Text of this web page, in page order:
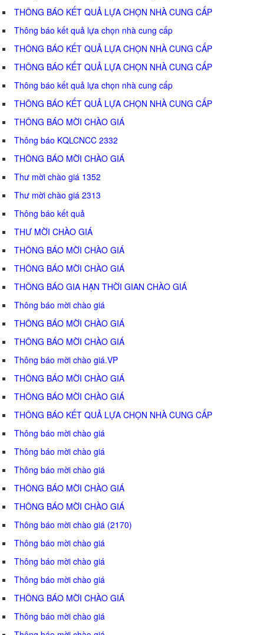
THÔNG BÁO KẾT QUẢ LỰA CHỌN NHÀ CUNG CẤP
Thông báo kết quả lựa chọn nhà cung cấp
THÔNG BÁO KẾT QUẢ LỰA CHỌN NHÀ CUNG CẤP
THÔNG BÁO KẾT QUẢ LỰA CHỌN NHÀ CUNG CẤP
Thông báo kết quả lựa chọn nhà cung cấp
THÔNG BÁO KẾT QUẢ LỰA CHỌN NHÀ CUNG CẤP
THÔNG BÁO MỜI CHÀO GIÁ
Thông báo KQLCNCC 2332
THÔNG BÁO MỜI CHÀO GIÁ
Thư mời chào giá 1352
Thư mời chào giá 2313
Thông báo kết quả
THƯ MỜI CHÀO GIÁ
THÔNG BÁO MỜI CHÀO GIÁ
THÔNG BÁO MỜI CHÀO GIÁ
THÔNG BÁO GIA HẠN THỜI GIAN CHÀO GIÁ
Thông báo mời chào giá
THÔNG BÁO MỜI CHÀO GIÁ
THÔNG BÁO MỜI CHÀO GIÁ
Thông báo mời chào giá.VP
THÔNG BÁO MỜI CHÀO GIÁ
THÔNG BÁO MỜI CHÀO GIÁ
THÔNG BÁO KẾT QUẢ LỰA CHỌN NHÀ CUNG CẤP
Thông báo mời chào giá
Thông báo mời chào giá
Thông báo mời chào giá
THÔNG BÁO MỜI CHÀO GIÁ
THÔNG BÁO MỜI CHÀO GIÁ
Thông báo mời chào giá (2170)
Thông báo mời chào giá
Thông báo mời chào giá
Thông báo mời chào giá
THÔNG BÁO MỜI CHÀO GIÁ
Thông báo mời chào giá